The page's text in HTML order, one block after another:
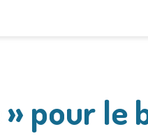
» pour le